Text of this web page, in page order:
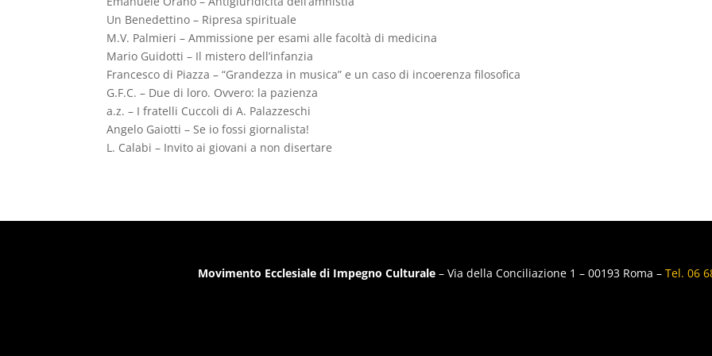
Un Benedettino – Ripresa spirituale
M.V. Palmieri – Ammissione per esami alle facoltà di medicina
Mario Guidotti – Il mistero dell’infanzia
Francesco di Piazza – “Grandezza in musica” e un caso di incoerenza filosofica
G.F.C. – Due di loro. Ovvero: la pazienza
a.z. – I fratelli Cuccoli di A. Palazzeschi
Angelo Gaiotti – Se io fossi giornalista!
L. Calabi – Invito ai giovani a non disertare
Movimento Ecclesiale di Impegno Culturale – Via della Conciliazione 1 – 00193 Roma – Tel. 06